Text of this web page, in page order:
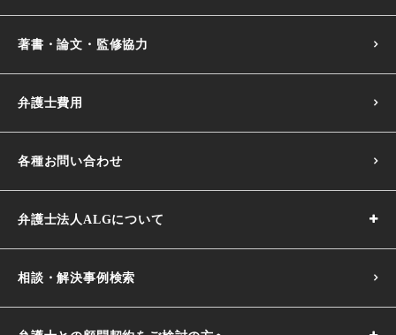
著書・論文・監修協力
弁護士費用
各種お問い合わせ
弁護士法人ALGについて
相談・解決事例検索